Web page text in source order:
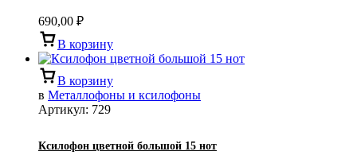
690,00 ₽
В корзину
В корзину
в Металлофоны и ксилофоны
Артикул: 729
Ксилофон цветной большой 15 нот